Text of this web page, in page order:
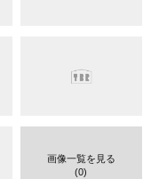
画像一覧を見る
(0)